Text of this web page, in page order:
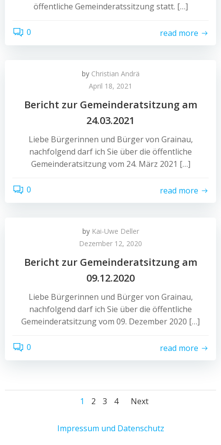
öffentliche Gemeinderatssitzung statt. […]
0 read more
by Christian Andrä
April 18, 2021
Bericht zur Gemeinderatsitzung am
24.03.2021
Liebe Bürgerinnen und Bürger von Grainau,
nachfolgend darf ich Sie über die öffentliche
Gemeinderatsitzung vom 24. März 2021 […]
0 read more
by Kai-Uwe Deller
Dezember 12, 2020
Bericht zur Gemeinderatsitzung am
09.12.2020
Liebe Bürgerinnen und Bürger von Grainau,
nachfolgend darf ich Sie über die öffentliche
Gemeinderatsitzung vom 09. Dezember 2020 […]
0 read more
Posts
navigation
Page
1 Page
2 Page
3 Page
4
Posts
Next
Impressum und Datenschutz